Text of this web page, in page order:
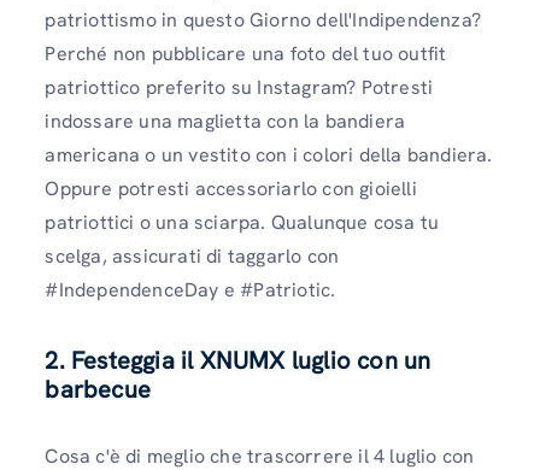
patriottismo in questo Giorno dell'Indipendenza?
Perché non pubblicare una foto del tuo outfit
patriottico preferito su Instagram? Potresti
indossare una maglietta con la bandiera
americana o un vestito con i colori della bandiera.
Oppure potresti accessoriarlo con gioielli
patriottici o una sciarpa. Qualunque cosa tu
scelga, assicurati di taggarlo con
#IndependenceDay e #Patriotic.
2. Festeggia il XNUMX luglio con un
barbecue
Cosa c'è di meglio che trascorrere il 4 luglio con